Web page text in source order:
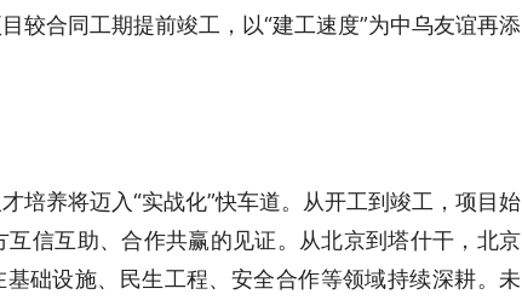
较合同工期提前竣工，以“建工速度”为中乌友谊再添
培养将迈入“实战化”快车道。从开工到竣工，项目始
信互助、合作共赢的见证。从北京到塔什干，北京
础设施、民生工程、安全合作等领域持续深耕。未